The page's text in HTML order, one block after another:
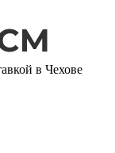
в Чехове